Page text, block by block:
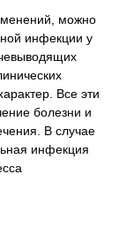
можно
инфекции у
Все эти
болезни и
В случае
инфекция